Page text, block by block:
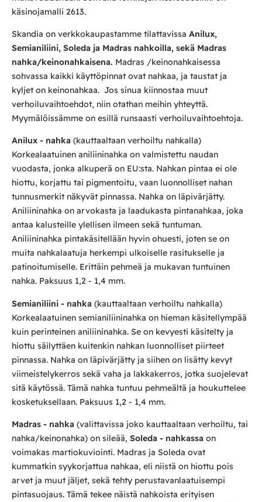
käsinojamalli 2613.
Skandia on verkkokaupastamme tilattavissa Anilux,
Semianiliini, Soleda ja Madras nahkoilla, sekä Madras
nahka/keinonahkaisena. Madras /keinonahkaisessa
sohvassa kaikki käyttöpinnat ovat nahkaa, ja taustat ja
kyljet on keinonahkaa. Jos sinua kiinnostaa muut
verhoiluvaihtoehdot, niin otathan meihin yhteyttä.
Myymälöissämme on esillä runsaasti verhoiluvaihtoehtoja.
Anilux - nahka (kauttaaltaan verhoiltu nahkalla)
Korkealaatuinen aniliininahka on valmistettu naudan
vuodasta, jonka alkuperä on EU:sta. Nahkan pintaa ei ole
hiottu, korjattu tai pigmentoitu, vaan luonnolliset nahan
tunnusmerkit näkyvät pinnassa. Nahka on läpivärjätty.
Aniliininahka on arvokasta ja laadukasta pintanahkaa, joka
antaa kalusteille ylellisen ilmeen sekä tuntuman.
Aniliininahka pintakäsitellään hyvin ohuesti, joten se on
muita nahkalaatuja herkempi ulkoiselle rasitukselle ja
patinoitumiselle. Erittäin pehmeä ja mukavan tuntuinen
nahka. Paksuus 1,2 - 1,4 mm.
Semianiliini - nahka (kauttaaltaan verhoiltu nahkalla)
Korkealaatuinen semianiliininahka on hieman käsitellympää
kuin perinteinen aniliininahka. Se on kevyesti käsitelty ja
hiottu säilyttäen kuitenkin nahkan luonnolliset piirteet
pinnassa. Nahka on läpivärjätty ja siihen on lisätty kevyt
viimeistelykerros sekä vaha ja lakkakerros, jotka suojelevat
sitä käytössä. Tämä nahka tuntuu pehmeältä ja houkuttelee
kosketuksellaan. Paksuus 1,2 - 1,4 mm.
Madras - nahka (valittavissa joko kauttaaltaan verhoiltu, tai
nahka/keinonahka) on sileää, Soleda - nahkassa on
voimakas martiokuviointi. Madras ja Soleda ovat
kummatkin syykorjattua nahkaa, eli niistä on hiottu pois
arvet ja muut jäljet, sekä tehty perustavanlaatuisempi
pintasuojaus. Tämä tekee näistä nahkoista erityisen